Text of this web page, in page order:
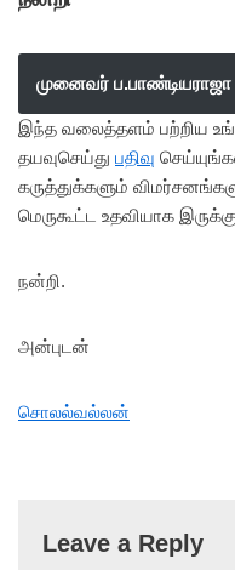
முனைவர் ப.பாண்டியராஜா
இந்த வலைத்தளம் பற்றிய
தயவுசெய்து பதிவு
கருத்துக்களும்
மெருகூட்ட உதவியாக
நன்றி.
அன்புடன்
சொலல்வல்லன்
Leave a Reply